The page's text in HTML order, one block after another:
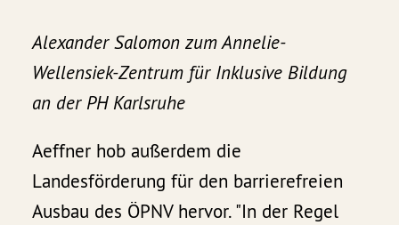
Alexander Salomon zum Annelie-
Wellensiek-Zentrum für Inklusive Bildung
an der PH Karlsruhe
Aeffner hob außerdem die
Landesförderung für den barrierefreien
Ausbau des ÖPNV hervor. "In der Regel